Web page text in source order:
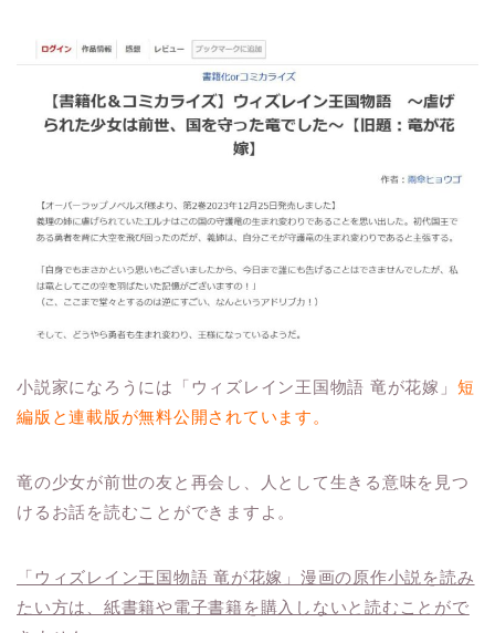
小説家になろうには「ウィズレイン王国物語 竜が花嫁」 短
編版と連載版が無料公開されています。
竜の少女が前世の友と再会し、人として生きる意味を見つ
けるお話を読むことができますよ。
「ウィズレイン王国物語 竜が花嫁」漫画の原作小説を読み
たい方は、紙書籍や電子書籍を購入しないと読むことがで